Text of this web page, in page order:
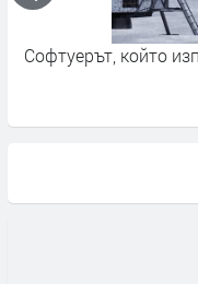
Софтуерът, който